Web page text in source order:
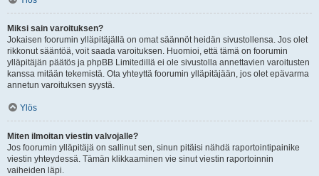
Miksi sain varoituksen?
Jokaisen foorumin ylläpitäjällä on omat säännöt heidän sivustollensa. Jos olet
rikkonut sääntöä, voit saada varoituksen. Huomioi, että tämä on foorumin
ylläpitäjän päätös ja phpBB Limitedillä ei ole sivustolla annettavien varoitusten
kanssa mitään tekemistä. Ota yhteyttä foorumin ylläpitäjään, jos olet epävarma
annetun varoituksen syystä.
Ylös
Miten ilmoitan viestin valvojalle?
Jos foorumin ylläpitäjä on sallinut sen, sinun pitäisi nähdä raportointipainike
viestin yhteydessä. Tämän klikkaaminen vie sinut viestin raportoinnin
vaiheiden läpi.